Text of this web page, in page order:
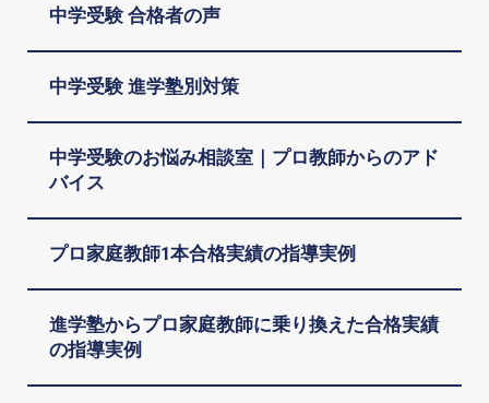
中学受験 合格者の声
中学受験 進学塾別対策
中学受験のお悩み相談室｜プロ教師からのアド
バイス
プロ家庭教師1本合格実績の指導実例
進学塾からプロ家庭教師に乗り換えた合格実績
の指導実例